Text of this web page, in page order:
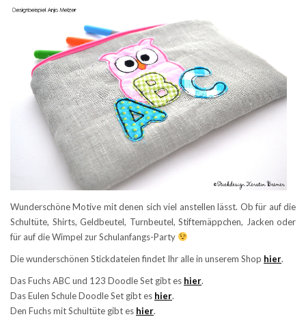
Wunderschöne Motive mit denen sich viel anstellen lässt. Ob für auf die
Schultüte, Shirts, Geldbeutel, Turnbeutel, Stiftemäppchen, Jacken oder
für auf die Wimpel zur Schulanfangs-Party
Die wunderschönen Stickdateien findet Ihr alle in unserem Shop hier.
Das Fuchs ABC und 123 Doodle Set gibt es hier.
Das Eulen Schule Doodle Set gibt es hier.
Den Fuchs mit Schultüte gibt es hier.